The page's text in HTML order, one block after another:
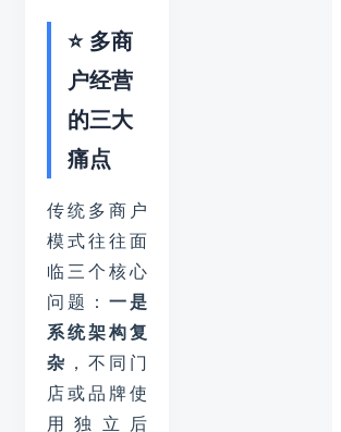
⭐ 多商
户经营
的三大
痛点
传统多商户
模式往往面
临三个核心
问题： 一是
系统架构复
杂 ，不同门
店或品牌使
用独立后